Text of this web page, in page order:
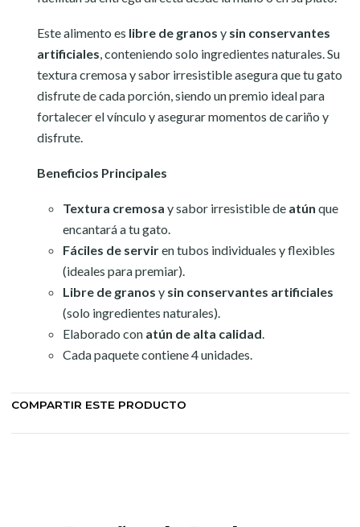
Este alimento es libre de granos y sin conservantes
artificiales, conteniendo solo ingredientes naturales. Su
textura cremosa y sabor irresistible asegura que tu gato
disfrute de cada porción, siendo un premio ideal para
fortalecer el vínculo y asegurar momentos de cariño y
disfrute.
Beneficios Principales
Textura cremosa y sabor irresistible de atún que
encantará a tu gato.
Fáciles de serviren tubos individuales y flexibles
(ideales para premiar).
Libre de granos y sin conservantes artificiales
(solo ingredientes naturales).
Elaborado con atún de alta calidad.
Cada paquete contiene 4 unidades.
COMPARTIR ESTE PRODUCTO